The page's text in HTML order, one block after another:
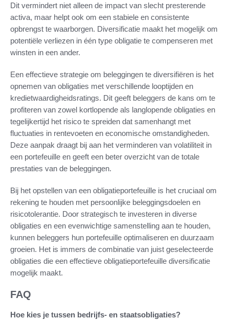
Dit vermindert niet alleen de impact van slecht presterende
activa, maar helpt ook om een stabiele en consistente
opbrengst te waarborgen. Diversificatie maakt het mogelijk om
potentiële verliezen in één type obligatie te compenseren met
winsten in een ander.
Een effectieve strategie om beleggingen te diversifiëren is het
opnemen van obligaties met verschillende looptijden en
kredietwaardigheidsratings. Dit geeft beleggers de kans om te
profiteren van zowel kortlopende als langlopende obligaties en
tegelijkertijd het risico te spreiden dat samenhangt met
fluctuaties in rentevoeten en economische omstandigheden.
Deze aanpak draagt bij aan het verminderen van volatiliteit in
een portefeuille en geeft een beter overzicht van de totale
prestaties van de beleggingen.
Bij het opstellen van een obligatieportefeuille is het cruciaal om
rekening te houden met persoonlijke beleggingsdoelen en
risicotolerantie. Door strategisch te investeren in diverse
obligaties en een evenwichtige samenstelling aan te houden,
kunnen beleggers hun portefeuille optimaliseren en duurzaam
groeien. Het is immers de combinatie van juist geselecteerde
obligaties die een effectieve obligatieportefeuille diversificatie
mogelijk maakt.
FAQ
Hoe kies je tussen bedrijfs- en staatsobligaties?